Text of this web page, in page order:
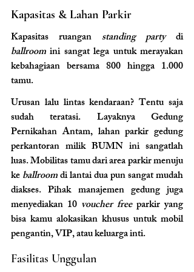
Kapasitas & Lahan Parkir
Kapasitas ruangan standing party
di
ballroom ini sangat lega untuk merayakan
kebahagiaan bersama 800 hingga 1.000
tamu.
Urusan lalu lintas kendaraan? Tentu saja
sudah teratasi. Layaknya Gedung
Pernikahan Antam, lahan parkir gedung
perkantoran milik BUMN ini sangatlah
luas. Mobilitas tamu dari area parkir menuju
ke ballroom di lantai dua pun sangat mudah
diakses. Pihak manajemen gedung juga
menyediakan 10 voucher free parkir yang
bisa kamu alokasikan khusus untuk mobil
pengantin, VIP, atau keluarga inti.
Fasilitas Unggulan